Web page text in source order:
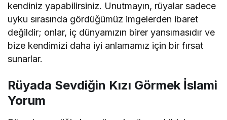
kendiniz yapabilirsiniz. Unutmayın, rüyalar sadece
uyku sırasında gördüğümüz imgelerden ibaret
değildir; onlar, iç dünyamızın birer yansımasıdır ve
bize kendimizi daha iyi anlamamız için bir fırsat
sunarlar.
Rüyada Sevdiğin Kızı Görmek İslami
Yorum